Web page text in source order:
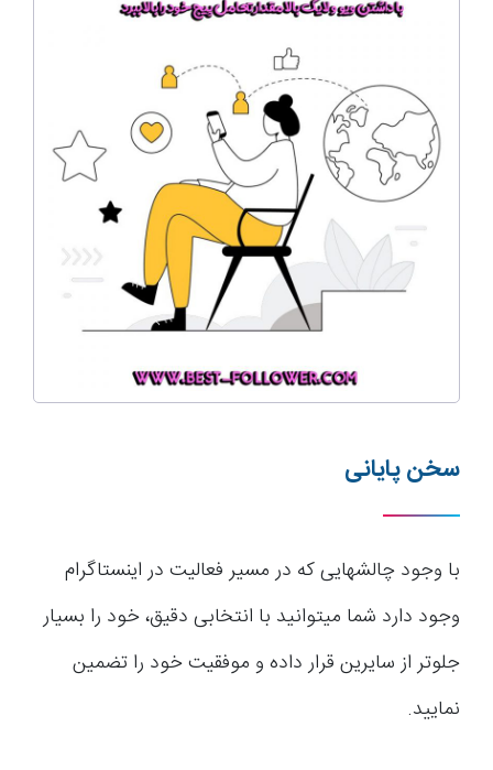
سخن پایانی
با وجود چالش­هایی که در مسیر فعالیت در اینستاگرام
وجود دارد شما می­توانید با انتخابی دقیق، خود را بسیار
جلوتر از سایرین قرار داده و موفقیت خود را تضمین
نمایید.